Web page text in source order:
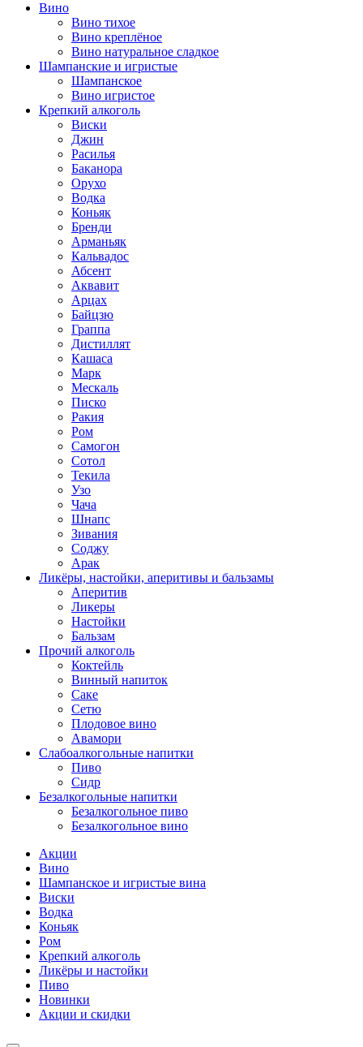
Вино
Вино тихое
Вино креплёное
Вино натуральное сладкое
Шампанские и игристые
Шампанское
Вино игристое
Крепкий алкоголь
Виски
Джин
Расилья
Баканора
Орухо
Водка
Коньяк
Бренди
Арманьяк
Кальвадос
Абсент
Аквавит
Арцах
Байцзю
Граппа
Дистиллят
Кашаса
Марк
Мескаль
Писко
Ракия
Ром
Самогон
Сотол
Текила
Узо
Чача
Шнапс
Зивания
Соджу
Арак
Ликёры, настойки, аперитивы и бальзамы
Аперитив
Ликеры
Настойки
Бальзам
Прочий алкоголь
Коктейль
Винный напиток
Саке
Сетю
Плодовое вино
Авамори
Слабоалкогольные напитки
Пиво
Сидр
Безалкогольные напитки
Безалкогольное пиво
Безалкогольное вино
Акции
Вино
Шампанское и игристые вина
Виски
Водка
Коньяк
Ром
Крепкий алкоголь
Ликёры и настойки
Пиво
Новинки
Акции и скидки